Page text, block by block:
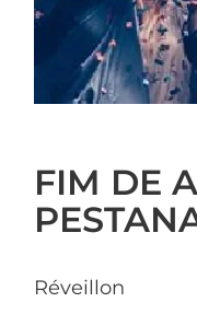
FIM DE
Réveillon